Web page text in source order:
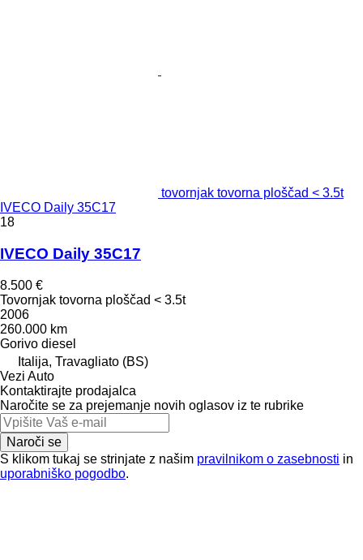
tovornjak tovorna ploščad < 3.5t
IVECO Daily 35C17
18
IVECO Daily 35C17
8.500 €
Tovornjak tovorna ploščad < 3.5t
2006
260.000 km
Gorivo diesel
Italija, Travagliato (BS)
Vezi Auto
Kontaktirajte prodajalca
Naročite se za prejemanje novih oglasov iz te rubrike
Naroči se
S klikom tukaj se strinjate z našim pravilnikom o zasebnosti in
uporabniško pogodbo.